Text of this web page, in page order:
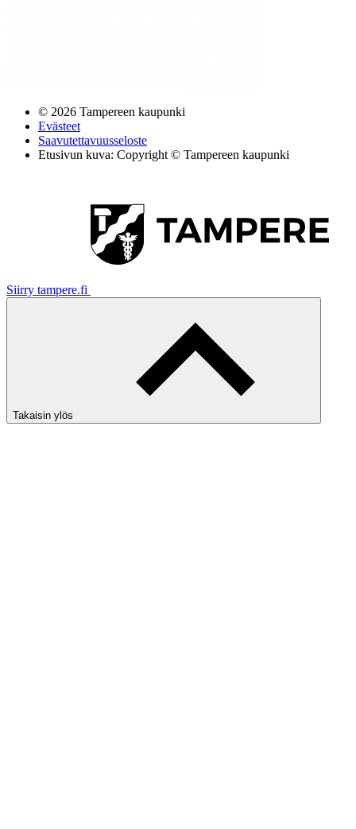
© 2026 Tampereen kaupunki
Evästeet
Saavutettavuusseloste
Etusivun kuva: Copyright © Tampereen kaupunki
Siirry tampere.fi
Takaisin ylös